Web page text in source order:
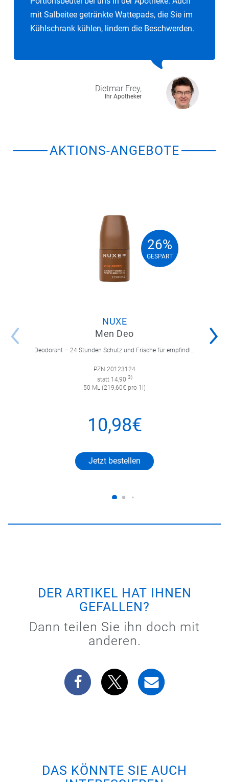
mit Salbeitee getränkte Wattepads, die Sie im
Kühlschrank kühlen, lindern die Beschwerden.
Dietmar Frey,
Ihr Apotheker
AKTIONS-ANGEBOTE
26%
GESPART
26%
GESPART
NUXE
Men Deo
Deodorant – 24 Stunden Schutz und Frische für empfindliche Achselhaut.
PZN 20123124
statt 14,90 3)
50 ML (219,60€ pro 1l)
10,98€
Jetzt bestellen
DER ARTIKEL HAT IHNEN
GEFALLEN?
Dann teilen Sie ihn doch mit
anderen.
DAS KÖNNTE SIE AUCH